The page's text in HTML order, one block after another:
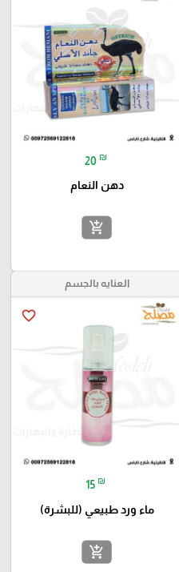
20 ₪
دهن النعام
add_shopping_cart
العنايه بالجسم
favorite_border
15 ₪
ماء ورد طبيعي (للبشرة)
add_shopping_cart